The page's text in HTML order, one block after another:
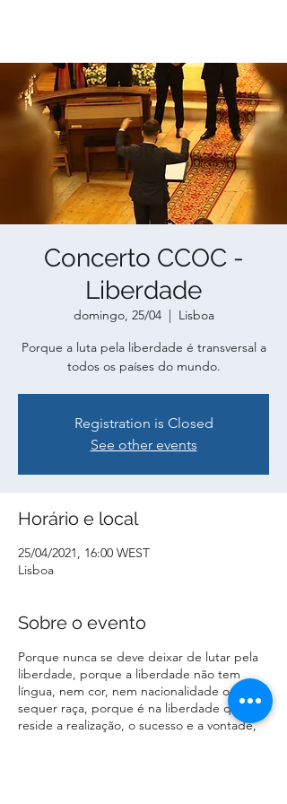
Concerto CCOC -
Liberdade
domingo, 25/04
  |
Lisboa
Porque a luta pela liberdade é transversal a
todos os países do mundo.
Registration is Closed
See other events
Horário e local
25/04/2021, 16:00 WEST
Lisboa
Sobre o evento
Porque nunca se deve deixar de lutar pela
liberdade, porque a liberdade não tem
língua, nem cor, nem nacionalidade ou
sequer raça, porque é na liberdade que
reside a realização, o sucesso e a vontade,